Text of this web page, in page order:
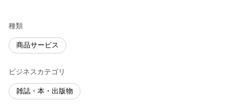
種類
商品サービス
ビジネスカテゴリ
雑誌・本・出版物